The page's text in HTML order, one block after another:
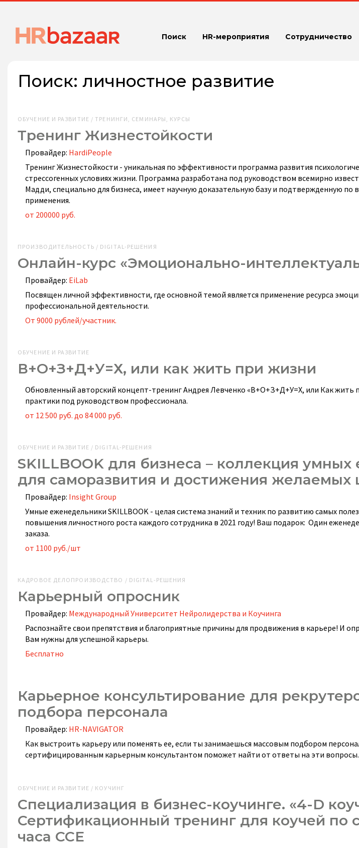
Поиск HR-мероприятия Сотрудничество
Поиск: личностное развитие
ОБУЧЕНИЕ И РАЗВИТИЕ / ТРЕНИНГИ, СЕМИНАРЫ, КУРСЫ
Тренинг Жизнестойкости
Провайдер: HardiPeople
Тренинг Жизнестойкости - уникальная по эффективности программа развития
стрессогенных условиях жизни. Программа разработана под руководством всемирно
Мадди, специально для бизнеса, имеет научную доказательную базу и подтвержденную по
применения.
от 200000 руб.
ПРОИЗВОДИТЕЛЬНОСТЬ / DIGITAL-РЕШЕНИЯ
Онлайн-курс «Эмоционально-
Провайдер: EiLab
Посвящен личной эффективности, где основной темой является применение ресурса
профессиональной деятельности.
От 9000 рублей/участник.
ОБУЧЕНИЕ И РАЗВИТИЕ
В+О+З+Д+У=Х, или как жить при жизни
Обновленный авторский концепт-тренинг Андрея Левченко «В+О+З+Д+У=Х, или Как жить
практики под руководством профессионала.
от 12 500 руб. до 84 000 руб.
ОБУЧЕНИЕ И РАЗВИТИЕ / DIGITAL-РЕШЕНИЯ
SKILLBOOK для бизнеса – коллекция
для саморазвития и достижения желаемых
Провайдер: Insight Group
Умные еженедельники SKILLBOOK - целая система знаний и техник по развитию самых
повышения личностного роста каждого сотрудника в 2021 году! Ваш подарок: Один
заказа.
от 1100 руб./шт
КАДРОВОЕ ДЕЛОПРОИЗВОДСТВО / DIGITAL-РЕШЕНИЯ
Карьерный опросник
Провайдер: Международный Университет Нейролидерства и Коучинга
Распознайте свои препятствия и благоприятные причины для продвижения в карьере! И
Вам нужны для успешной карьеры.
Бесплатно
Карьерное консультирование для
подбора персонала
Провайдер: HR-NAVIGATOR
Как выстроить карьеру или поменять ее, если ты занимаешься массовым подбором
сертифицированным карьерным консультантом поможет найти от ответы на эти вопросы.
ОБУЧЕНИЕ И РАЗВИТИЕ / КОУЧИНГ
Специализация в бизнес-коучинге. «4-D
Сертификационный тренинг для коучей по
часа ССЕ